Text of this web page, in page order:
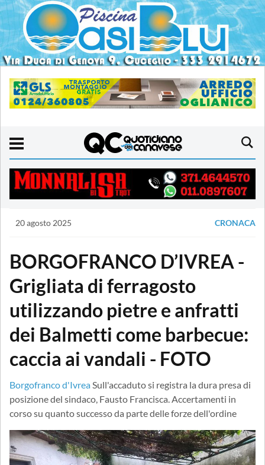
20 agosto 2025 CRONACA
BORGOFRANCO D’IVREA -
Grigliata di ferragosto
utilizzando pietre e anfratti
dei Balmetti come barbecue:
caccia ai vandali - FOTO
Borgofranco d'Ivrea Sull'accaduto si registra la dura presa di
posizione del sindaco, Fausto Francisca. Accertamenti in
corso su quanto successo da parte delle forze dell'ordine